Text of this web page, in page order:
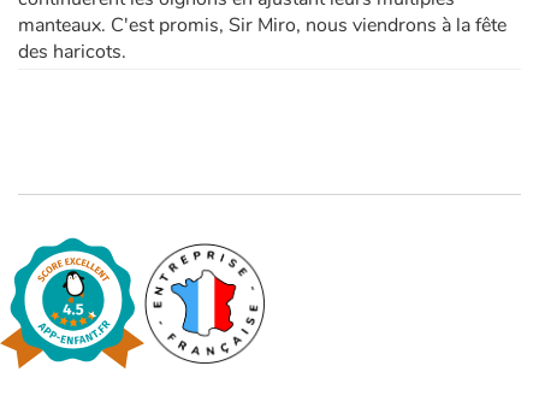
manteaux. C'est promis, Sir Miro, nous viendrons à la fête
des haricots.